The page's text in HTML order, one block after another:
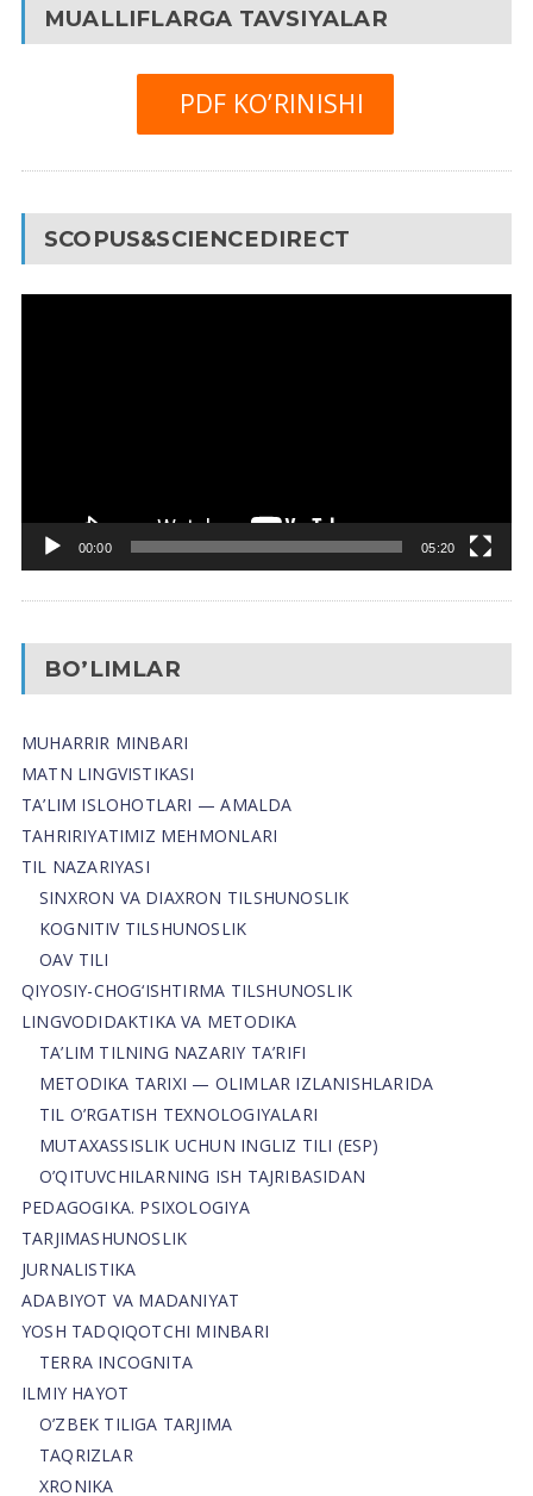
MUALLIFLARGA TAVSIYALAR
PDF KO’RINISHI
SCOPUS&SCIENCEDIRECT
00:00 05:20
BO’LIMLAR
MUHARRIR MINBARI
MATN LINGVISTIKASI
TA’LIM ISLOHOTLARI — AMALDA
TAHRIRIYATIMIZ MEHMONLARI
TIL NAZARIYASI
SINXRON VA DIAXRON TILSHUNOSLIK
KOGNITIV TILSHUNOSLIK
OAV TILI
QIYOSIY-CHOG‘ISHTIRMA TILSHUNOSLIK
LINGVODIDAKTIKA VA METODIKA
TA’LIM TILNING NAZARIY TA’RIFI
METODIKA TARIXI — OLIMLAR IZLANISHLARIDA
TIL O’RGATISH TEXNOLOGIYALARI
MUTAXASSISLIK UCHUN INGLIZ TILI (ESP)
O’QITUVCHILARNING ISH TAJRIBASIDAN
PEDAGOGIKA. PSIXOLOGIYA
TARJIMASHUNOSLIK
JURNALISTIKA
ADABIYOT VA MADANIYAT
YOSH TADQIQOTCHI MINBARI
TERRA INCOGNITA
ILMIY HAYOT
O’ZBEK TILIGA TARJIMA
TAQRIZLAR
XRONIKA